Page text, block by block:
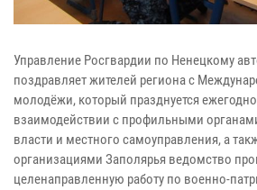
Управление Росгвардии по Ненецкому
поздравляет жителей региона с
молодёжи, который празднуется ежегодно
взаимодействии с профильными
власти и местного самоуправления, а
организациями Заполярья ведомство
целенаправленную работу по военно-